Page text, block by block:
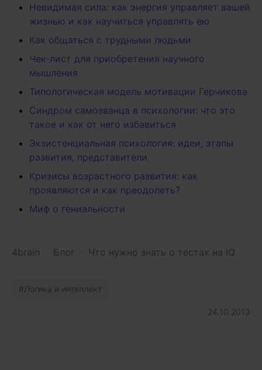
Невидимая сила: как энергия управляет вашей
жизнью и как научиться управлять ею
Как общаться с трудными людьми
Чек-лист для приобретения научного
мышления
Типологическая модель мотивации Герчикова
Синдром самозванца в психологии: что это
такое и как от него избавиться
Экзистенциальная психология: идеи, этапы
развития, представители
Кризисы возрастного развития: как
проявляются и как преодолеть?
Миф о гениальности
4brain Блог Что нужно знать о тестах на IQ
Логика и интеллект
24.10.2013